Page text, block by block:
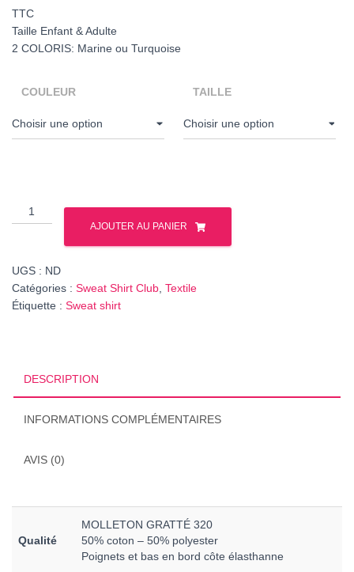
TTC
Taille Enfant & Adulte
2 COLORIS: Marine ou Turquoise
COULEUR TAILLE
quantité
de
#10ans
AJOUTER AU PANIER
UGS : ND
Catégories : Sweat Shirt Club, Textile
Étiquette : Sweat shirt
DESCRIPTION
INFORMATIONS COMPLÉMENTAIRES
AVIS (0)
Qualité
MOLLETON GRATTÉ 320
50% coton – 50% polyester
Poignets et bas en bord côte élasthanne